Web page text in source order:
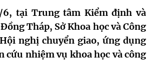
vụ
nghệ
6, tại Trung tâm Kiểm định và
Tháp, Sở Khoa học và Công
nghị chuyển giao, ứng dụng
cứu nhiệm vụ khoa học và công